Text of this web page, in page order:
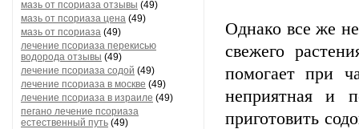
мазь от псориаза отзывы (49)
мазь от псориаза цена (49)
мазь от псориаза (49)
лечение псориаза перекисью
водорода отзывы (49)
лечение псориаза содой (49)
лечение псориаза в москве (49)
лечение псориаза в израиле (49)
пегано лечение псориаза
естественный путь (49)
Однако все же
свежего
помогает при
неприятная и
приготовить